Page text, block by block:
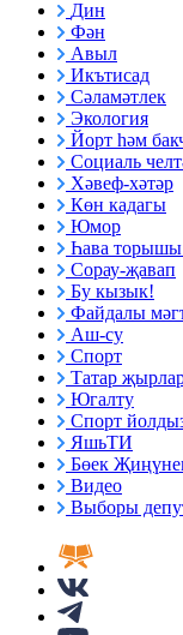
Дин
Фән
Авыл
Икътисад
Сәламәтлек
Экология
Йорт һәм
Социаль
Хәвеф-хәтәр
Көн кадагы
Юмор
Һава торышы
Сорау-җавап
Бу кызык!
Файдалы
Аш-су
Спорт
Татар
Югалту
Спорт
ЯшьТИ
Бөек
Видео
Выборы